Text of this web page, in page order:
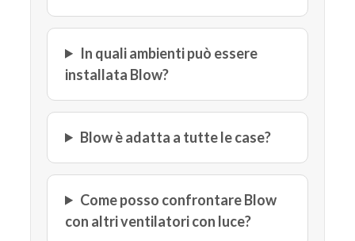
In quali ambienti può essere
installata Blow?
Blow è adatta a tutte le case?
Come posso confrontare Blow
con altri ventilatori con luce?